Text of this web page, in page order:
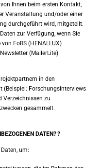
Ihnen beim ersten Kontakt,
Veranstaltung und/oder einer
durchgeführt wird, mitgeteilt.
zur Verfügung, wenn Sie
FoRS (HENALLUX)
(MailerLite)
in den
(Beispiel: Forschungsinterviews
Verzeichnissen zu
gesammelt.
DATEN??
um: